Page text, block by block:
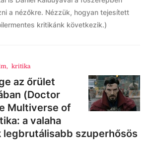
a nézőkre. Nézzük, hogyan tejesített
kritikánk következik.)
, kritika
az őrület
(Doctor
Multiverse of
a valaha
legbrutálisabb szuperhősös